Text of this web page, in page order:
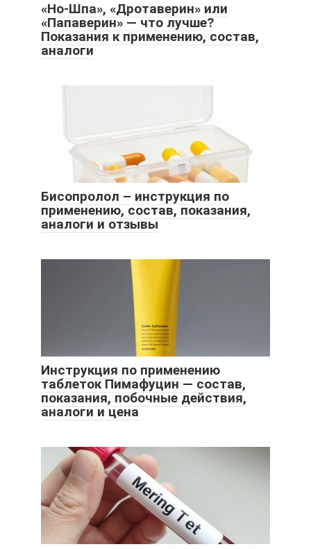
«Но-Шпа», «Дротаверин» или
«Папаверин» — что лучше?
Показания к применению, состав,
аналоги
Бисопролол – инструкция по
применению, состав, показания,
аналоги и отзывы
Инструкция по применению
таблеток Пимафуцин — состав,
показания, побочные действия,
аналоги и цена